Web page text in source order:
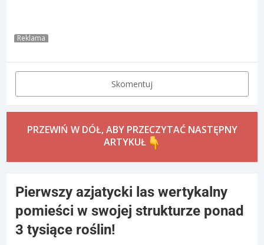
Reklama
Skomentuj
PRZEWIŃ W DÓŁ, ABY PRZECZYTAĆ NASTĘPNY
ARTYKUŁ
Pierwszy azjatycki las wertykalny
pomieści w swojej strukturze ponad
3 tysiące roślin!